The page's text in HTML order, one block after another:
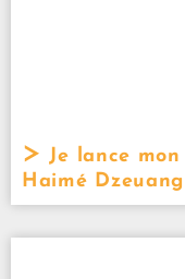
Je lance
Haimé Dzeuang